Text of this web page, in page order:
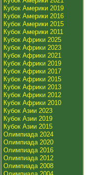
Кубок Америки 2019
Кубок Америки 2016
Кубок Америки 2015
Кубок Америки 2011
Кубок Африки 2025
Кубок Африки 2023
Кубок Африки 2021
Кубок Африки 2019
Кубок Африки 2017
Кубок Африки 2015
Кубок Африки 2013
Кубок Африки 2012
Кубок Африки 2010
Кубок Азии 2023
Кубок Азии 2019
Кубок Азии 2015
Олимпиада 2024
Олимпиада 2020
Олимпиада 2016
Олимпиада 2012
Олимпиада 2008